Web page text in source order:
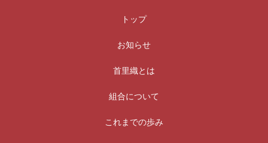
トップ
お知らせ
首里織とは
組合について
これまでの歩み